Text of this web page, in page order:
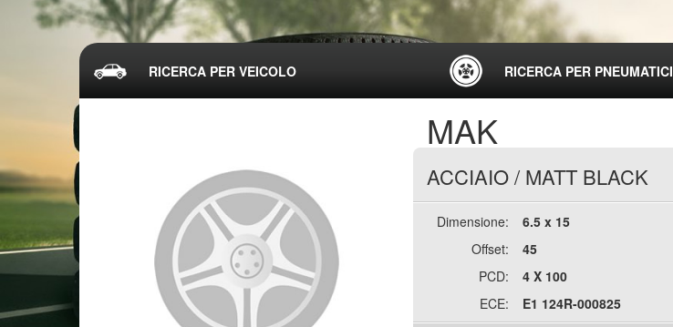
RICERCA PER VEICOLO RICERCA PER PNEUMATICI
MAK
ACCIAIO/ MATT BLACK
Dimensione:
6.5 x 15
Offset:
45
PCD:
4 X 100
ECE:
E1 124R-000825